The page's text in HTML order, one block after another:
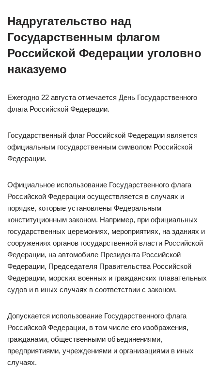
Надругательство над
Государственным флагом
Российской Федерации уголовно
наказуемо
Ежегодно 22 августа отмечается День Государственного
флага Российской Федерации.
Государственный флаг Российской Федерации является
официальным государственным символом Российской
Федерации.
Официальное использование Государственного флага
Российской Федерации осуществляется в случаях и
порядке, которые установлены Федеральным
конституционным законом. Например, при официальных
государственных церемониях, мероприятиях, на зданиях и
сооружениях органов государственной власти Российской
Федерации, на автомобиле Президента Российской
Федерации, Председателя Правительства Российской
Федерации, морских военных и гражданских плавательных
судов и в иных случаях в соответствии с законом.
Допускается использование Государственного флага
Российской Федерации, в том числе его изображения,
гражданами, общественными объединениями,
предприятиями, учреждениями и организациями в иных
случаях.